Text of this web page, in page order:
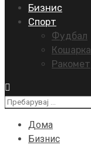
Бизнис
Спорт
Фудбал
Кошарка
Ракомет
Пребарувај
Дома
Бизнис